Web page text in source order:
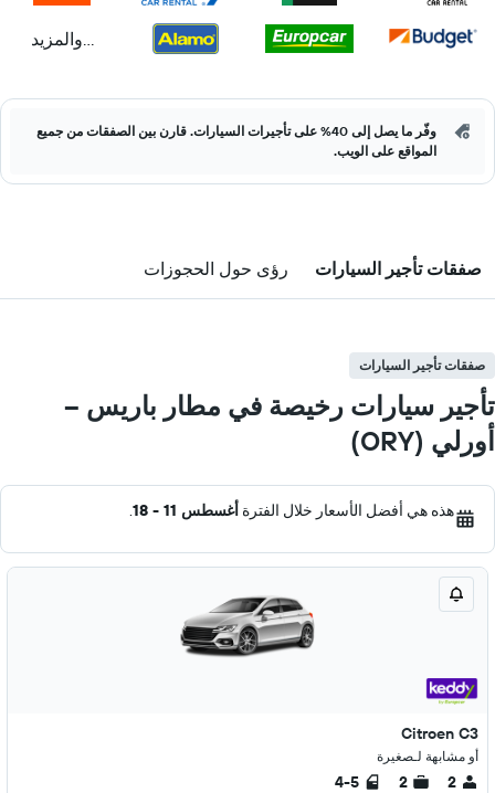
...والمزيد
وفّر ما يصل إلى 40% على تأجيرات السيارات. قارن بين الصفقات من جميع
المواقع على الويب.
صفقات تأجير السيارات رؤى حول الحجوزات
صفقات تأجير السيارات
تأجير سيارات رخيصة في مطار باريس --
أورلي (ORY)
هذه هي أفضل الأسعار خلال الفترة أغسطس 11 - 18 .
Citroen C3
أو مشابهة لـصغيرة
2
2
4-5